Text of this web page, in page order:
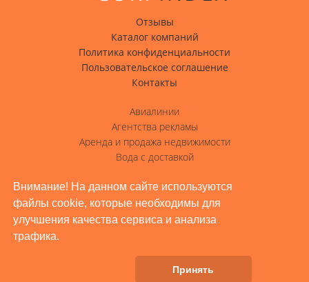
Внимание! На данном сайте используются
файлы cookie, которые необходимы для
улучшения качества сервиса и анализа
трафика.
Принять
Отзывы
Каталог компаний
Политика конфиденциальности
Пользовательское соглашение
Контакты
Авиалинии
Агентства рекламы
Аренда и продажа недвижимости
Вода с доставкой
Грузовые перевозки
Доставка грузов
Здоровье и красота